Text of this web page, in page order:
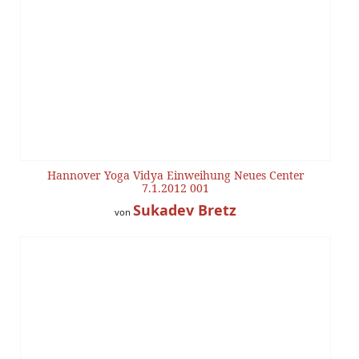
Hannover Yoga Vidya Einweihung Neues Center
7.1.2012 001
von Sukadev Bretz